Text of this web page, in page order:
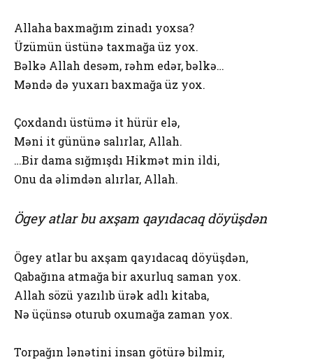
Allaha baxmağım zinadı yoxsa?
Üzümün üstünə taxmağa üz yox.
Bəlkə Allah desəm, rəhm edər, bəlkə…
Məndə də yuxarı baxmağa üz yox.
Çoxdandı üstümə it hürür elə,
Məni it gününə salırlar, Allah.
…Bir dama sığmışdı Hikmət min ildi,
Onu da əlimdən alırlar, Allah.
Ögey atlar bu axşam qayıdacaq döyüşdən
Ögey atlar bu axşam qayıdacaq döyüşdən,
Qabağına atmağa bir axurluq saman yox.
Allah sözü yazılıb ürək adlı kitaba,
Nə üçünsə oturub oxumağa zaman yox.
Torpağın lənətini insan götürə bilmir,